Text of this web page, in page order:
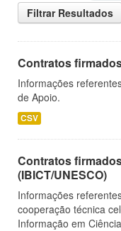
Filtrar Resultados
Contratos
Informações
de Apoio.
CSV
Contratos
(IBICT/UNESCO)
Informações
cooperação técnica
Informação em